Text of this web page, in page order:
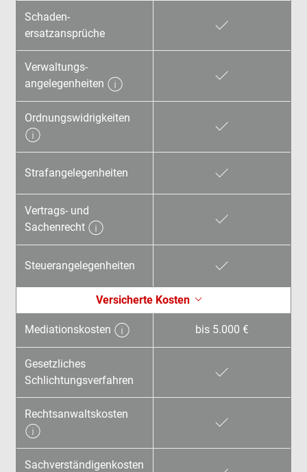
Schaden­
ersatzansprüche
Verwaltungs­
angelegenheiten
Ordnungswidrig­keiten
Strafangelegenheiten
Vertrags- und
Sachenrecht
Steuerangelegen­heiten
Versicherte Kosten
Mediationskosten bis 5.000 €
Gesetzliches
Schlichtungsverfahren
Rechtsanwalts­kosten
Sachverständigen­kosten